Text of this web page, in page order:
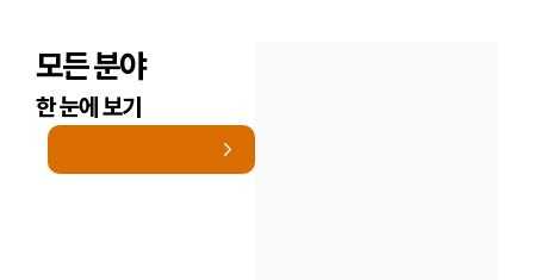
모든 분야
한 눈에 보기